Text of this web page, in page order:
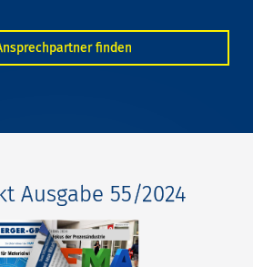
finden
Ausgabe 55/2024